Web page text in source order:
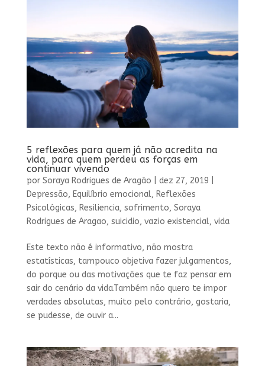
5 reflexões para quem já não acredita na
vida, para quem perdeu as forças em
continuar vivendo
por Soraya Rodrigues de Aragão dez 27, 2019
Depressão, Equilíbrio emocional, Reflexões
Psicológicas, Resiliencia, sofrimento, Soraya
Rodrigues de Aragao, suicidio, vazio existencial, vida
Este texto não é informativo, não mostra
estatísticas, tampouco objetiva fazer julgamentos,
do porque ou das motivações que te faz pensar em
sair do cenário da vida.Também não quero te impor
verdades absolutas, muito pelo contrário, gostaria,
se pudesse, de ouvir a...